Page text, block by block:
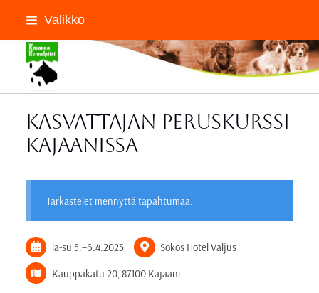
Siirry
sisältöön
Valikko
Kainuun Kennelpiiri ry
Kasvattajan peruskurssi
Kajaanissa
Tarkastelet mennyttä tapahtumaa.
la-su 5. –6.4.2025
Sokos Hotel Valjus
Kauppakatu 20, 87100 Kajaani